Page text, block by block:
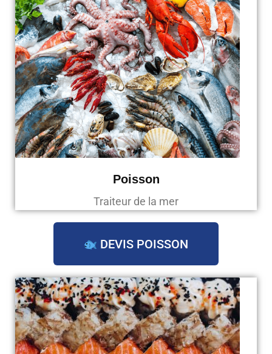
Poisson
Traiteur de la mer
DEVIS POISSON